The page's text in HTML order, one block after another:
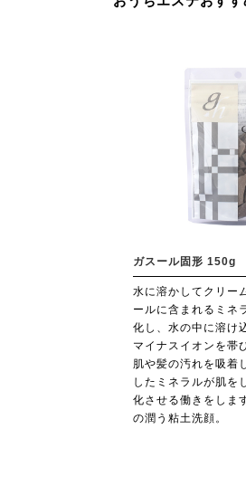
ガスール固形 150g
水に溶かしてクリー
ールに含まれるミネ
化し、水の中に溶け
マイナスイオンを帯
肌や髪の汚れを吸着
したミネラルが肌を
化させる働きをしま
の潤う粘土洗顔。